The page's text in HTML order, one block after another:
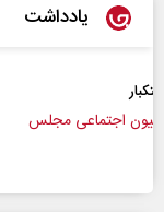
یادداشت